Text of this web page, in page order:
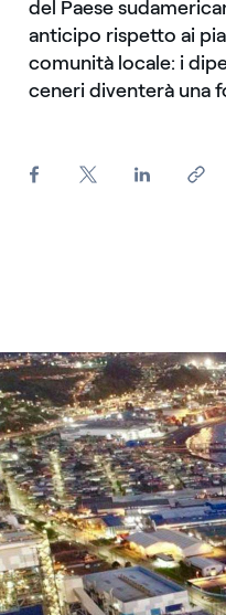
del Paese
anticipo rispetto ai
comunità locale: i
ceneri diventerà una